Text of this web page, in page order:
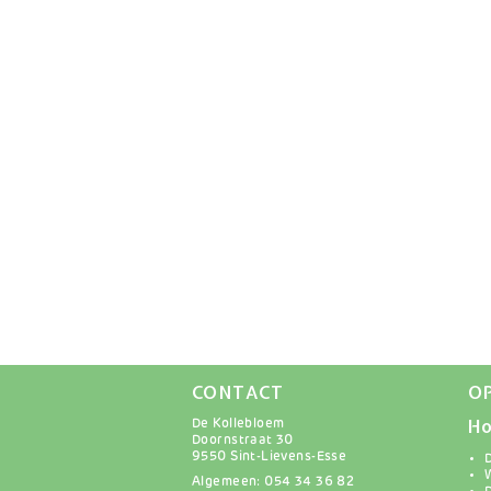
CONTACT
De Kollebloem
Doornstraat 30
9550 Sint-Lievens-Esse
Algemeen: 054 34 36 82